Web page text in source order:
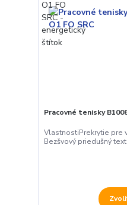
Pracovné tenisky
VlastnostiPrekrytie pre
Bezšvový priedušný